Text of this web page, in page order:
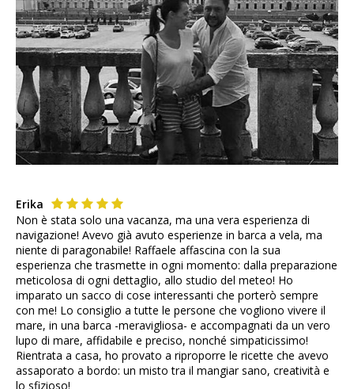
Erika
Non è stata solo una vacanza, ma una vera esperienza di
navigazione! Avevo già avuto esperienze in barca a vela, ma
niente di paragonabile! Raffaele affascina con la sua
esperienza che trasmette in ogni momento: dalla preparazione
meticolosa di ogni dettaglio, allo studio del meteo! Ho
imparato un sacco di cose interessanti che porterò sempre
con me! Lo consiglio a tutte le persone che vogliono vivere il
mare, in una barca -meravigliosa- e accompagnati da un vero
lupo di mare, affidabile e preciso, nonché simpaticissimo!
Rientrata a casa, ho provato a riproporre le ricette che avevo
assaporato a bordo: un misto tra il mangiar sano, creatività e
lo sfizioso!